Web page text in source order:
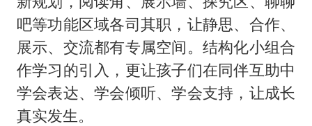
吧等功能区域各司其职，让静思、合作、
展示、交流都有专属空间。结构化小组合
作学习的引入，更让孩子们在同伴互助中
学会表达、学会倾听、学会支持，让成长
真实发生。